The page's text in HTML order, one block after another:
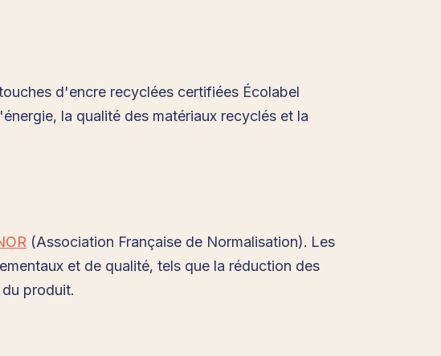
d'encre recyclées certifiées Écolabel
la qualité des matériaux recyclés et la
(Association Française de Normalisation). Les
et de qualité, tels que la réduction des
produit.